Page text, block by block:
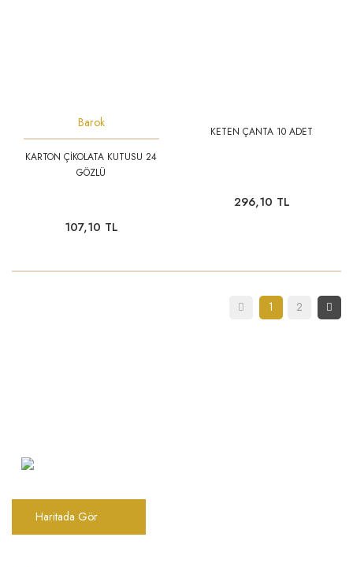
Barok
KARTON ÇİKOLATA KUTUSU 24
GÖZLÜ
107,10 TL
KETEN ÇANTA 10 ADET
296,10 TL
1 2
Haritada Gör